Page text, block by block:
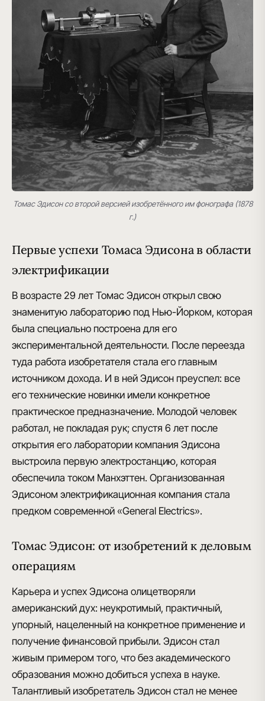
Томас Эдисон со второй версией изобретённого им фонографа (1878
г.)
Первые успехи Томаса Эдисона в области
электрификации
В возрасте 29 лет Томас Эдисон открыл свою
знаменитую лабораторию под Нью-Йорком, которая
была специально построена для его
экспериментальной деятельности. После переезда
туда работа изобретателя стала его главным
источником дохода. И в ней Эдисон преуспел: все
его технические новинки имели конкретное
практическое предназначение. Молодой человек
работал, не покладая рук; спустя 6 лет после
открытия его лаборатории компания Эдисона
выстроила первую электростанцию, которая
обеспечила током Манхэттен. Организованная
Эдисоном электрификационная компания стала
предком современной «General Electrics».
Томас Эдисон: от изобретений к деловым
операциям
Карьера и успех Эдисона олицетворяли
американский дух: неукротимый, практичный,
упорный, нацеленный на конкретное применение и
получение финансовой прибыли. Эдисон стал
живым примером того, что без академического
образования можно добиться успеха в науке.
Талантливый изобретатель Эдисон стал не менее